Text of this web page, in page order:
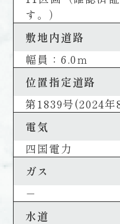
す。）
敷地内道路
幅員：6.0ｍ
位置指定道路
第1839号(2024年
電気
四国電力
ガス
－
水道